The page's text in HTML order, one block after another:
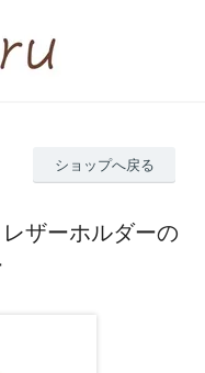
ショップへ戻る
ザーホルダーの